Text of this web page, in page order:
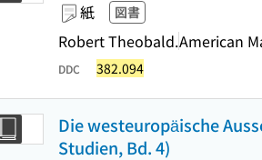
紙 図書
Robert Theobald.American
DDC 382.094
Die westeuropäische
Studien, Bd. 4)